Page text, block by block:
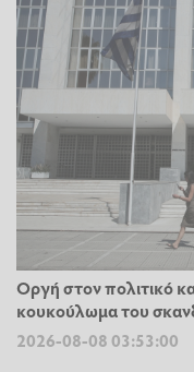
Οργή στον πολιτικό
κουκούλωμα του
2026-08-08 03:53:00